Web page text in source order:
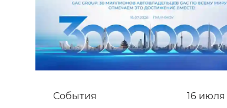
16 июля
События